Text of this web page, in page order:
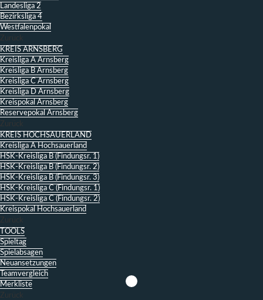
Landesliga 2
Bezirksliga 4
Westfalenpokal
Zurück
KREIS ARNSBERG
Kreisliga A Arnsberg
Kreisliga B Arnsberg
Kreisliga C Arnsberg
Kreisliga D Arnsberg
Kreispokal Arnsberg
Reservepokal Arnsberg
Zurück
KREIS HOCHSAUERLAND
Kreisliga A Hochsauerland
HSK-Kreisliga B (Findungsr. 1)
HSK-Kreisliga B (Findungsr. 2)
HSK-Kreisliga B (Findungsr. 3)
HSK-Kreisliga C (Findungsr. 1)
HSK-Kreisliga C (Findungsr. 2)
Kreispokal Hochsauerland
Zurück
TOOLS
Spieltag
Spielabsagen
Neuansetzungen
Teamvergleich
Merkliste
Zurück